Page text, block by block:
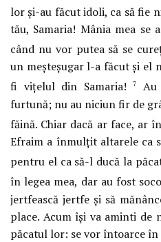
lor şi-au făcut idoli, ca să fie
tău, Samaria! Mânia mea
când nu vor putea să se
un meşteşugar l-a făcut şi el
fi viţelul din Samaria!
7
Au
furtună; nu au niciun fir de
făină. Chiar dacă ar face, ar
Efraim a înmulţit altarele ca
pentru el ca să-l ducă la
în legea mea, dar au fost
jertfească jertfe şi să
place. Acum îşi va aminti de
păcatul lor: se vor întoarce în